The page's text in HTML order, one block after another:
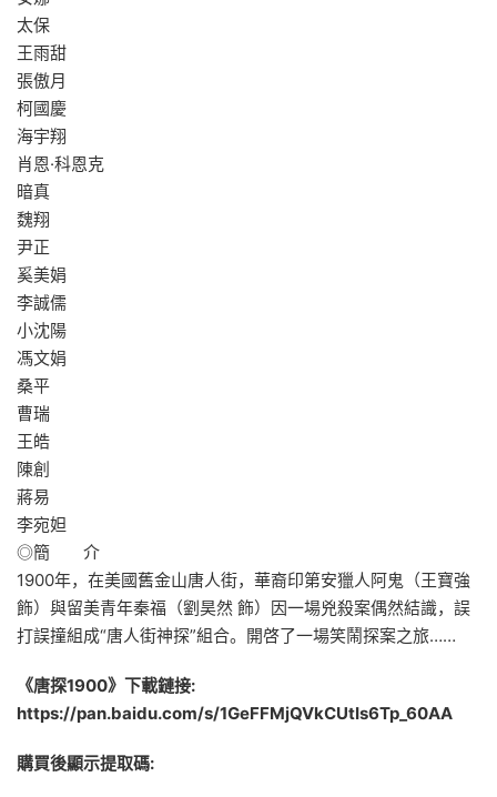
太保
王雨甜
張傲月
柯國慶
海宇翔
肖恩·科恩克
暗真
魏翔
尹正
奚美娟
李誠儒
小沈陽
馮文娟
桑平
曹瑞
王皓
陳創
蔣易
李宛妲
◎簡 介
1900年，在美國舊金山唐人街，華裔印第安獵人阿鬼（王寶強
飾）與留美青年秦福（劉昊然 飾）因一場兇殺案偶然結識，誤
打誤撞組成“唐人街神探”組合。開啓了一場笑鬧探案之旅……
《唐探1900》下載鏈接:
https://pan.baidu.com/s/1GeFFMjQVkCUtIs6Tp_60AA
購買後顯示提取碼: